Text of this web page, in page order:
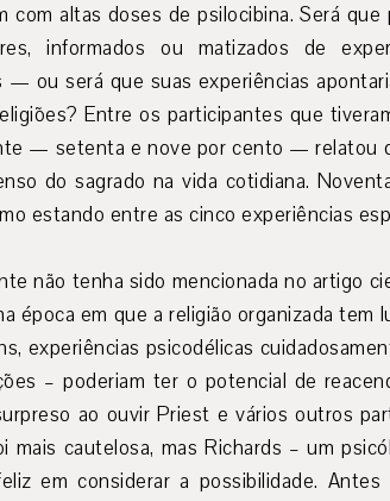
com altas doses de psilocibina. Será
informados ou matizados de
ou será que suas experiências
Entre os participantes que
— setenta e nove por cento — relatou
do sagrado na vida cotidiana.
estando entre as cinco experiências
não tenha sido mencionada no artigo
época em que a religião organizada tem
experiências psicodélicas
– poderiam ter o potencial de
ao ouvir Priest e vários outros
mais cautelosa, mas Richards – um
em considerar a possibilidade.